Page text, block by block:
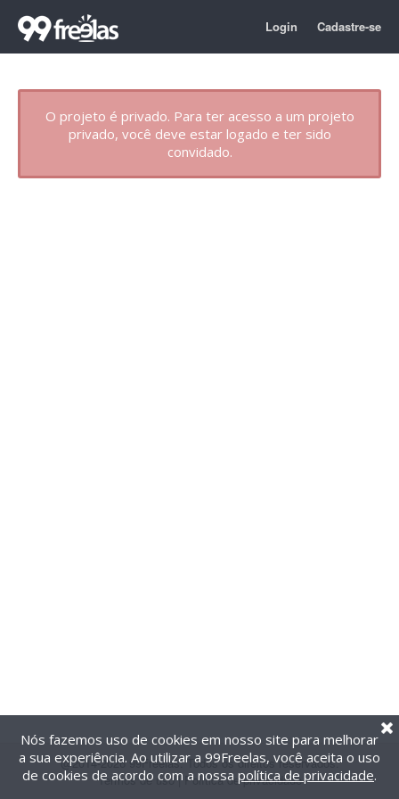
Login Cadastre-se
O projeto é privado. Para ter acesso a um projeto
privado, você deve estar logado e ter sido
convidado.
@2014-2026 99Freelas. Todos os direitos reservados.
Termos de uso| Política de privacidade
Nós fazemos uso de cookies em nosso site para melhorar
a sua experiência. Ao utilizar a 99Freelas, você aceita o uso
de cookies de acordo com a nossa política de privacidade.